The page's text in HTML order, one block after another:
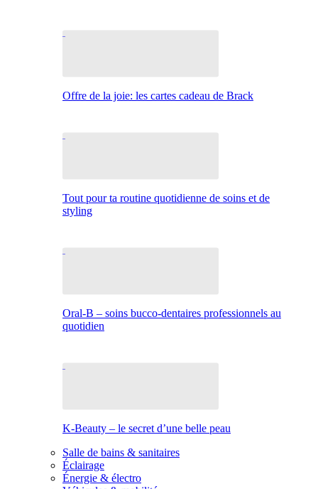
Offre de la joie: les cartes cadeau de Brack
Tout pour ta routine quotidienne de soins et de
styling
Oral-B – soins bucco-dentaires professionnels au
quotidien
K-Beauty – le secret d’une belle peau
Salle de bains & sanitaires
Éclairage
Énergie & électro